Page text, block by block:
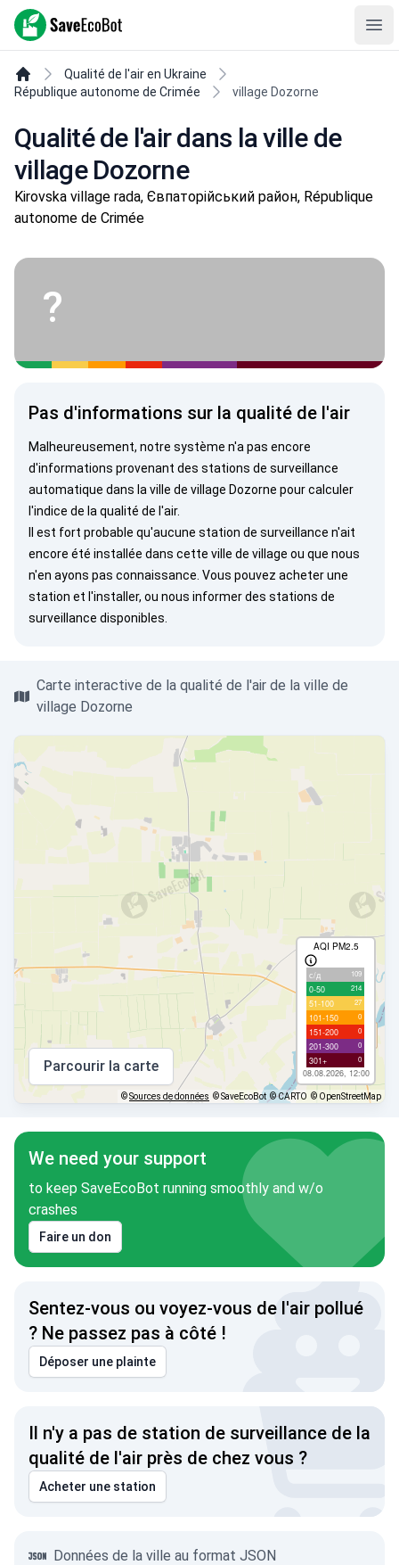
SaveEcoBot
Qualité de l'air en Ukraine
République autonome de Crimée
village Dozorne
Qualité de l'air dans la ville de
village Dozorne
Kirovska village rada, Євпаторійський район, République
autonome de Crimée
?
Pas d'informations sur la qualité de l'air
Malheureusement, notre système n'a pas encore
d'informations provenant des stations de surveillance
automatique dans la ville de village Dozorne pour calculer
l'indice de la qualité de l'air.
Il est fort probable qu'aucune station de surveillance n'ait
encore été installée dans cette ville de village ou que nous
n'en ayons pas connaissance. Vous pouvez acheter une
station et l'installer, ou nous informerdes stations de
surveillance disponibles.
Carte interactive de la qualité de l'air de la ville de
village Dozorne
AQI PM2.5
с/д 109
0-50 214
51-100 27
101-150 0
151-200 0
201-300 0
301+ 0
08.08.2026, 12:00
Parcourir la carte
©Sources de données © SaveEcoBot © CARTO © OpenStreetMap
We need your support
to keep SaveEcoBot running smoothly and w/o
crashes
Faire un don
Sentez-vous ou voyez-vous de l'air pollué
? Ne passez pas à côté !
Déposer une plainte
Il n'y a pas de station de surveillance de la
qualité de l'air près de chez vous ?
Acheter une station
Données de la ville au format JSON